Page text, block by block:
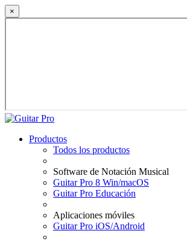
×
Productos
Todos los productos
Software de Notación Musical
Guitar Pro 8 Win/macOS
Guitar Pro Educación
Aplicaciones móviles
Guitar Pro iOS/Android